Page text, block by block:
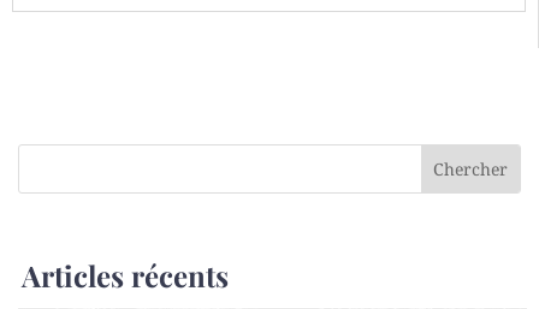
Articles récents